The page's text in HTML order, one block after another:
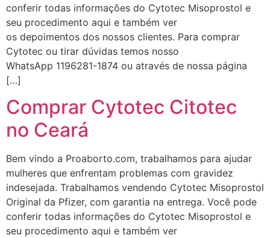
conferir todas informações do Cytotec Misoprostol e
seu procedimento aqui e também ver
os depoimentos dos nossos clientes. Para comprar
Cytotec ou tirar dúvidas temos nosso
WhatsApp 1196281-1874 ou através de nossa página
[…]
Comprar Cytotec Citotec
no Ceará
Bem vindo a Proaborto.com, trabalhamos para ajudar
mulheres que enfrentam problemas com gravidez
indesejada. Trabalhamos vendendo Cytotec Misoprostol
Original da Pfizer, com garantia na entrega. Você pode
conferir todas informações do Cytotec Misoprostol e
seu procedimento aqui e também ver